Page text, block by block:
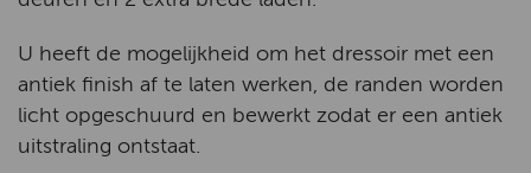
U heeft de mogelijkheid om het dressoir met een
antiek finish af te laten werken, de randen worden
licht opgeschuurd en bewerkt zodat er een antiek
uitstraling ontstaat.